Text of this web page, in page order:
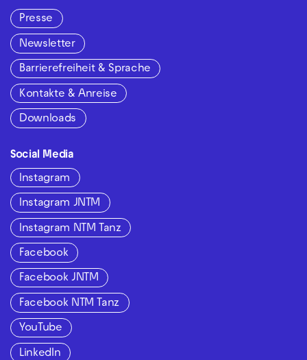
Presse
Newsletter
Barrierefreiheit & Sprache
Kontakte & Anreise
Downloads
Social Media
Instagram
Instagram JNTM
Instagram NTM Tanz
Facebook
Facebook JNTM
Facebook NTM Tanz
YouTube
LinkedIn